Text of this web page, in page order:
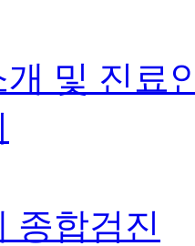
및 진료
종합검진